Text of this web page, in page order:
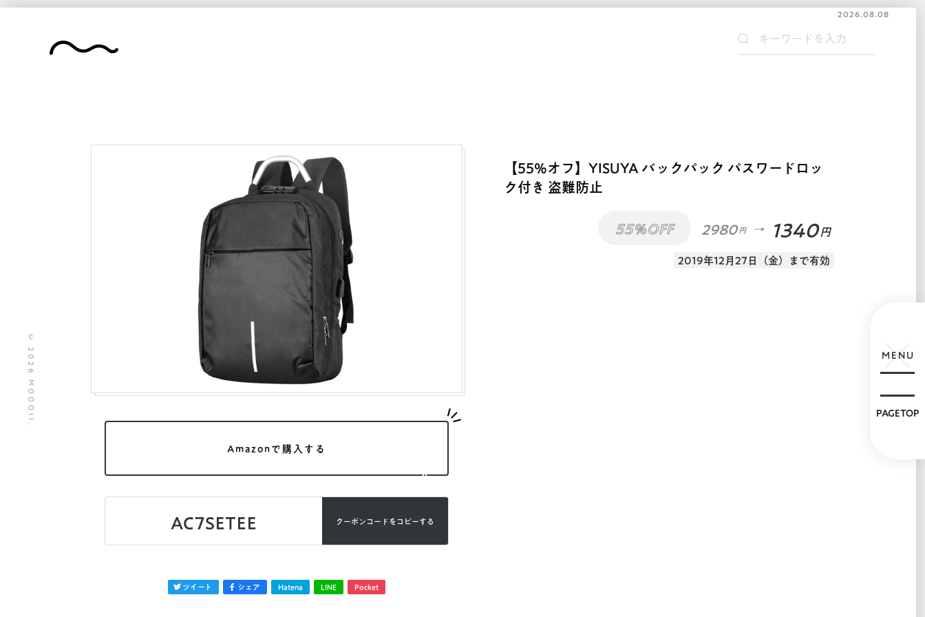
2026.08.08
Amazonで購入する
AC7SETEE クーポンコードを コピーする
ツイート シェア Hatena LINE Pocket
【55%オフ】YISUYA バックパック パスワードロッ
ク付き 盗難防止
55%OFF 2980 円 1340 円
2019年12月27日（金）まで有効
© 2026 MOOOII. MENU
PAGETOP